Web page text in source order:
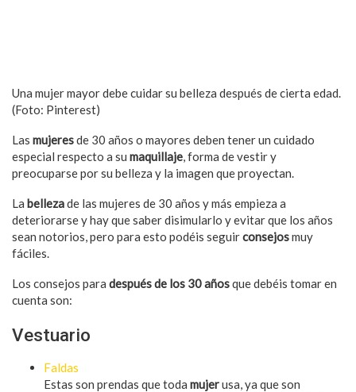
Una mujer mayor debe cuidar su belleza después de cierta edad.
(Foto: Pinterest)
Las mujeresde 30 años o mayores deben tener un cuidado
especial respecto a su maquillaje, forma de vestir y
preocuparse por su belleza y la imagen que proyectan.
La bellezade las mujeres de 30 años y más empieza a
deteriorarse y hay que saber disimularlo y evitar que los años
sean notorios, pero para esto podéis seguirconsejosmuy
fáciles.
Los consejos para después de los 30 añosque debéis tomar en
cuenta son:
Vestuario
Faldas
Estas son prendas que toda mujerusa, ya que son